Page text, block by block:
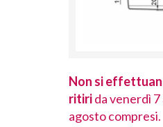
Non si
ritirida venerdì
agosto compresi.